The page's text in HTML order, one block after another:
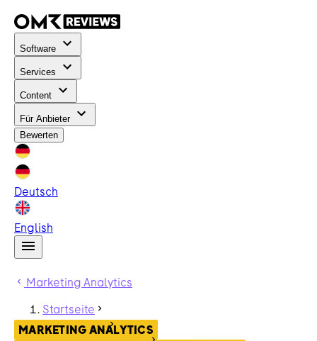
Software
Services
Content
Für Anbieter
Bewerten
Deutsch
English
Marketing Analytics
Startseite
ContentHub
MARKETING ANALYTICS